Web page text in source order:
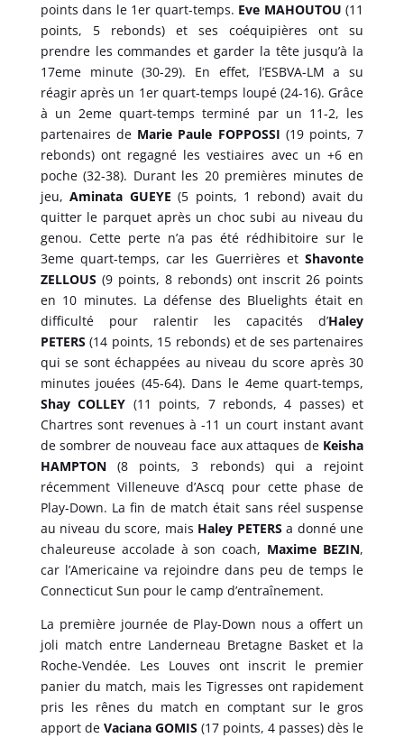
points dans le 1er quart-temps. Eve MAHOUTOU (11
points, 5 rebonds) et ses coéquipières ont su
prendre les commandes et garder la tête jusqu’à la
17eme minute (30-29). En effet, l’ESBVA-LM a su
réagir après un 1er quart-temps loupé (24-16). Grâce
à un 2eme quart-temps terminé par un 11-2, les
partenaires de Marie Paule FOPPOSSI (19 points, 7
rebonds) ont regagné les vestiaires avec un +6 en
poche (32-38). Durant les 20 premières minutes de
jeu,Aminata GUEYE (5 points, 1 rebond) avait du
quitter le parquet après un choc subi au niveau du
genou. Cette perte n’a pas été rédhibitoire sur le
3eme quart-temps, car les Guerrières etShavonte
ZELLOUS(9 points, 8 rebonds) ont inscrit 26 points
en 10 minutes. La défense des Bluelights était en
difficulté pour ralentir les capacités d’Haley
PETERS(14 points, 15 rebonds) et de ses partenaires
qui se sont échappées au niveau du score après 30
minutes jouées (45-64). Dans le 4eme quart-temps,
Shay COLLEY (11 points, 7 rebonds, 4 passes) et
Chartres sont revenues à -11 un court instant avant
de sombrer de nouveau face aux attaques de Keisha
HAMPTON(8 points, 3 rebonds) qui a rejoint
récemment Villeneuve d’Ascq pour cette phase de
Play-Down. La fin de match était sans réel suspense
au niveau du score, mais Haley PETERSa donné une
chaleureuse accolade à son coach, Maxime BEZIN,
car l’Americaine va rejoindre dans peu de temps le
Connecticut Sun pour le camp d’entraînement.
La première journée de Play-Down nous a offert un
joli match entre Landerneau Bretagne Basket et la
Roche-Vendée. Les Louves ont inscrit le premier
panier du match, mais les Tigresses ont rapidement
pris les rênes du match en comptant sur le gros
apport de Vaciana GOMIS(17 points, 4 passes) dès le